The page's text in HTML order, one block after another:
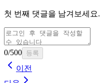
첫 번째 댓글을 남겨보세요.
0/500 등록
이전